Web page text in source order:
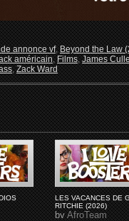
annonce vf,Beyond the Law
américain,Films,James
,Zack Ward
LES VACANCES DE
RITCHIE (2026)
byAfroTeam